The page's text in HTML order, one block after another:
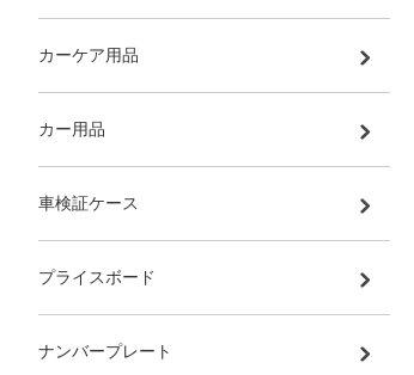
カーケア用品
カー用品
車検証ケース
プライスボード
ナンバープレート